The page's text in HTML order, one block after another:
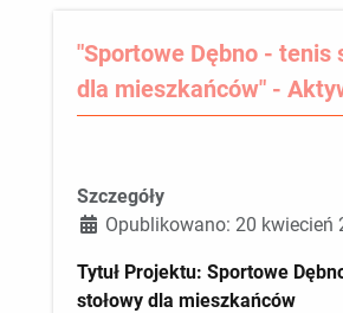
"Sportowe Dębno - tenis
dla mieszkańców" -
Szczegóły
Opublikowano: 20 kwiecień
Tytuł Projektu: Sportowe
stołowy dla mieszkańców